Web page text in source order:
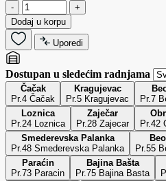
-
+
Dodaj u korpu
Uporedi
Dostupan u sledećim radnjama
Čačak
Pr.4 Čačak
Kragujevac
Pr.5 Kragujevac
Pr.7
Loznica
Pr.24 Loznica
Zaječar
Pr.28 Zajecar
Pr.42
Smederevska Palanka
Pr.48 Smederevska Palanka
Pr.55
Paraćin
Pr.73 Paracin
Bajina Bašta
Pr.75 Bajina Basta